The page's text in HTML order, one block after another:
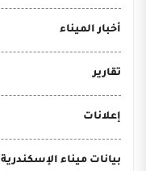
أخبار الميناء
تقارير
إعلانات
بيانات ميناء الإسكندرية